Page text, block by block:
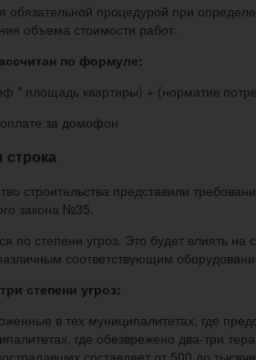
обязательной процедурой при
объема стоимости работ.
по формуле:
* площадь квартиры) + (норматив
за домофон
строка
строительства представили
закона №35.
по степени угроз. Это будет влиять
соответствующим
степени угроз:
в тех муниципалитетах, где
где обезврежено два-три